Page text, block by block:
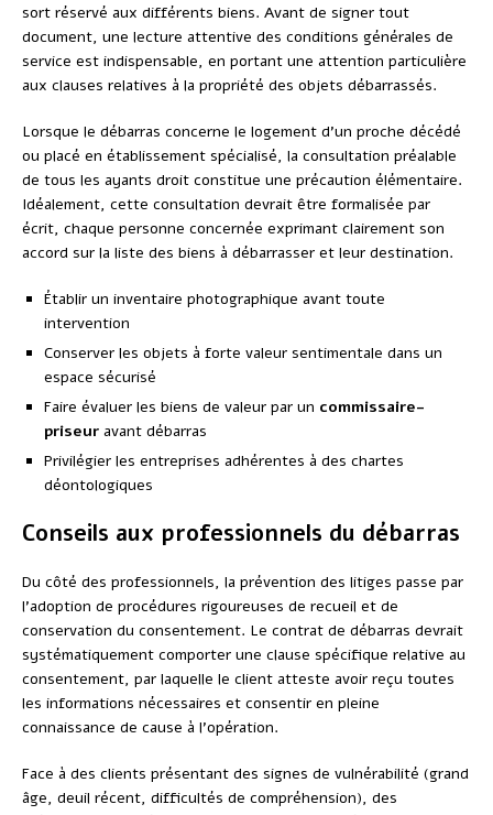
sort réservé aux différents biens. Avant de signer tout
document, une lecture attentive des conditions générales de
service est indispensable, en portant une attention particulière
aux clauses relatives à la propriété des objets débarrassés.
Lorsque le débarras concerne le logement d’un proche décédé
ou placé en établissement spécialisé, la consultation préalable
de tous les ayants droit constitue une précaution élémentaire.
Idéalement, cette consultation devrait être formalisée par
écrit, chaque personne concernée exprimant clairement son
accord sur la liste des biens à débarrasser et leur destination.
Établir un inventaire photographique avant toute
intervention
Conserver les objets à forte valeur sentimentale dans un
espace sécurisé
Faire évaluer les biens de valeur par un commissaire-
priseur avant débarras
Privilégier les entreprises adhérentes à des chartes
déontologiques
Conseils aux professionnels du débarras
Du côté des professionnels, la prévention des litiges passe par
l’adoption de procédures rigoureuses de recueil et de
conservation du consentement. Le contrat de débarras devrait
systématiquement comporter une clause spécifique relative au
consentement, par laquelle le client atteste avoir reçu toutes
les informations nécessaires et consentir en pleine
connaissance de cause à l’opération.
Face à des clients présentant des signes de vulnérabilité (grand
âge, deuil récent, difficultés de compréhension), des